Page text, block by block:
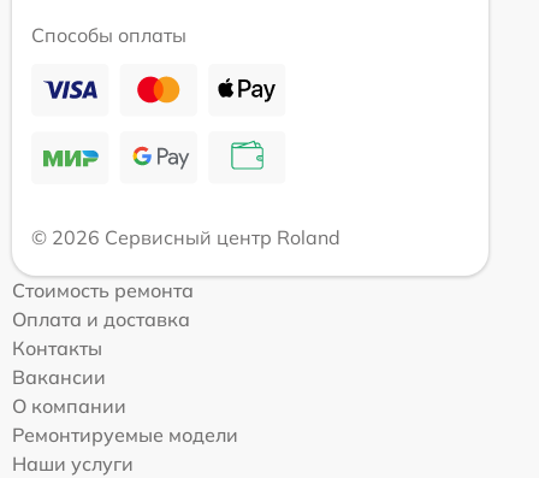
Способы оплаты
© 2026 Сервисный центр Roland
Стоимость ремонта
Оплата и доставка
Контакты
Вакансии
О компании
Ремонтируемые модели
Наши услуги